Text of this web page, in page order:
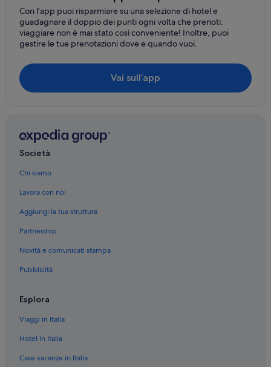
Antony Gormley's Another Place: hotel nelle vicinanze
Bootle: hotel
Anfield: hotel
Kensington: hotel
Liverpool: Hotel sulla spiaggia
Liverpool: Hotel di lusso
Liverpool: Hotel con Wi-Fi
Liverpool: Hotel storici
Liverpool: Resort e hotel con spa
Anfield: Hotel con casinò
Anfield: hotel Staycity Serviced Apartments
Anfield: hotel Starwood Capital
Anfield: hotel a 4 stelle
Centro città di Liverpool: hotel a 4 stelle
Con l’app puoi risparmiare su una selezione di hotel e
guadagnare il doppio dei punti ogni volta che prenoti:
viaggiare non è mai stato così conveniente! Inoltre, puoi
gestire le tue prenotazioni dove e quando vuoi.
Vai sull’app
Società
Chi siamo
Lavora con noi
Aggiungi la tua struttura
Partnership
Novità e comunicati stampa
Pubblicità
Esplora
Viaggi in Italia
Hotel in Italia
Case vacanze in Italia